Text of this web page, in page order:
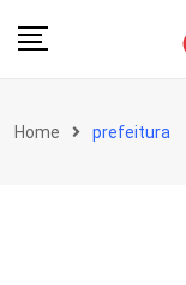
Home prefeitura